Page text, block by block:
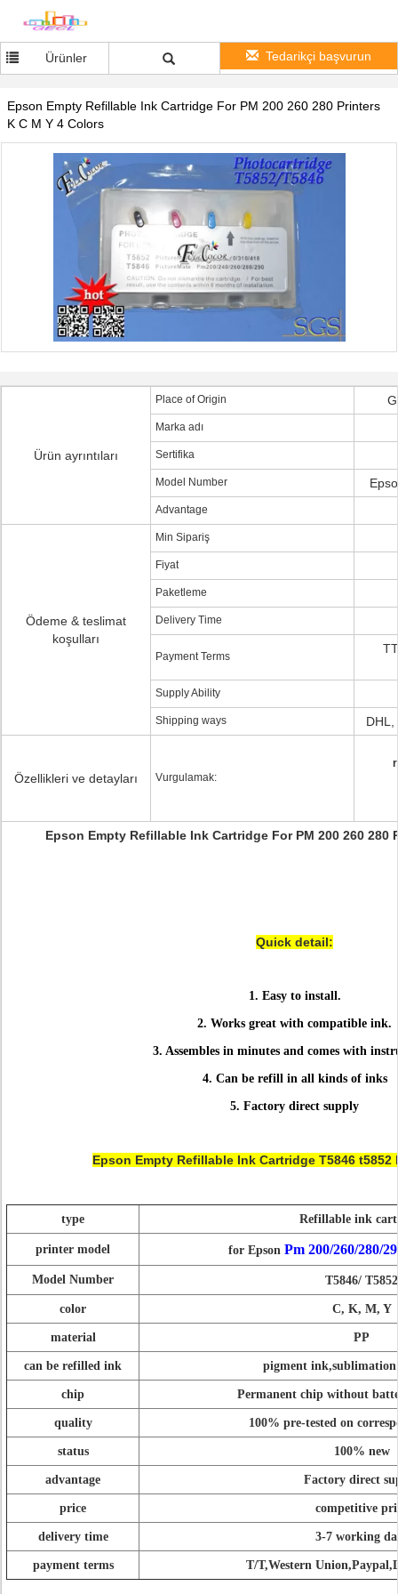
Ürünler Tedarikçi başvurun
Epson Empty Refillable Ink Cartridge For PM 200 260 280 Printers
K C M Y 4 Colors
Ürün ayrıntıları
Place of Origin
Marka adı
Sertifika
Model Number
Advantage
Ödeme & teslimat
koşulları
Min Sipariş
Fiyat
Paketleme
Delivery Time
Payment Terms
Supply Ability
Shipping ways
Özellikleri ve detayları Vurgulamak:
Epson Empty Refillable Ink Cartridge For PM 200 260 280
Quick detail:
1. Easy to install.
2. Works great with compatible ink.
3. Assembles in minutes and comes with
4. Can be refill in all kinds of inks
5. Factory direct supply
Epson Empty Refillable Ink Cartridge T5846 t5852
type Refillable ink
printer model for Epson Pm 200/260/280/
Model Number T5846/ T5852
color C, K, M, Y
material PP
can be refilled ink pigment
chip Permanent chip without
quality 100% pre-tested on
status 100% new
advantage Factory direct
price competitive
delivery time 3-7 working
payment terms T/T,Western